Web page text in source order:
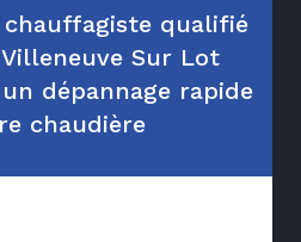
qualifié
Villeneuve Sur Lot
dépannage rapide
chaudière